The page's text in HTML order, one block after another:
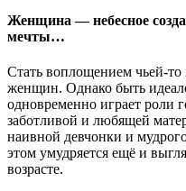
Женщина — небесное
мечты…
Стать воплощением чьей-
женщин. Однако быть
одновременно играет роли
заботливой и любящей
наивной девчонки и
этом умудряется ещё и
возрасте.